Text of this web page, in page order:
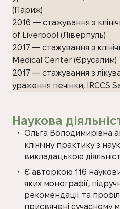
(Париж)
2016 — стажування з
of Liverpool (Ліверпуль)
2017 — стажування з
Medical Center (Єрусалим)
2017 — стажування з
ураження печінки, IRCCS
Наукова
Ольга Володимирівна
клінічну практику з
викладацькою
Є авторкою 116
яких монографії,
рекомендації та
присвячені сучасному